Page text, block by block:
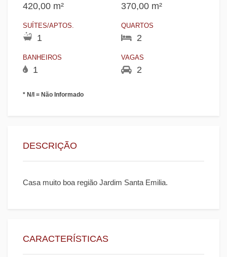
420,00 m² 370,00 m²
SUÍTES/APTOS.
1
QUARTOS
2
BANHEIROS
1
VAGAS
2
* N/I = Não Informado
DESCRIÇÃO
Casa muito boa região Jardim Santa Emilia.
CARACTERÍSTICAS